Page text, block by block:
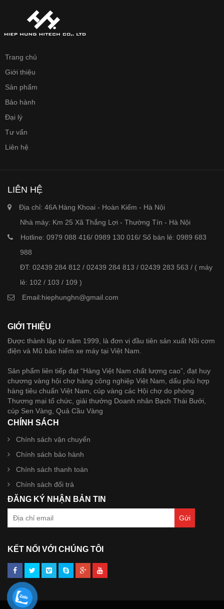
Trang chủ
Giới thiệu
Sản phẩm
Bảo hành
Đại lý
Tư vấn
Liên hệ
LIÊN HỆ
Địa chỉ: 46A Hàng Khoai - Hoàn Kiếm - Hà Nội
Nhà máy: Km 25 Xã Thắng Lợi - Thường Tín - Hà Nội
Hotline: 0979 088 416/ 0989 130 016/ Số bán lẻ: 0989 683
988
ĐT: 02439 284 812 / 02439 284 813 / 02439 283 563 / ( máy
lẻ: 102 / 103 / 109 )
Email:hiephunghn@gmail.com
GIỚI THIỆU
Được thành lập từ năm 1999, là đơn vị đầu tiên sản xuất Nồi cơm
điện và Mũ bảo hiểm xe máy tại Việt Nam.
Sản phẩm liên tiếp đạt “Hàng Việt Nam chất lượng cao”, đạt huy
chương vàng hội chợ hàng công nghiệp Việt Nam, dấu phù hợp
hàng tiêu chuẩn Việt Nam, cúp vàng các Hội chợ do phòng
Thương mại tổ chức, giải thưởng Doanh nhân Bạch Thái Bưởi,
cúp Sen Vàng, Quả Cầu Vàng
CHÍNH SÁCH
Chính sách vận chuyển
Chính sách bảo hành
Chính sách thanh toán
Chính sách đổi trả
ĐĂNG KÝ NHẬN BẢN TIN
KẾT NỐI VỚI CHÚNG TÔI